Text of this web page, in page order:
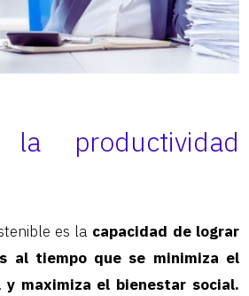
productividad
es la capacidad de lograr
al tiempo que se minimiza el
maximiza el bienestar social.